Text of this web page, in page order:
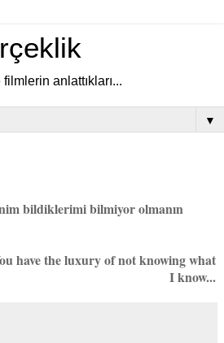
filmlerin anlattıkları...
▼
bildiklerimi bilmiyor olmanın
have the luxury of not knowing what
I know...